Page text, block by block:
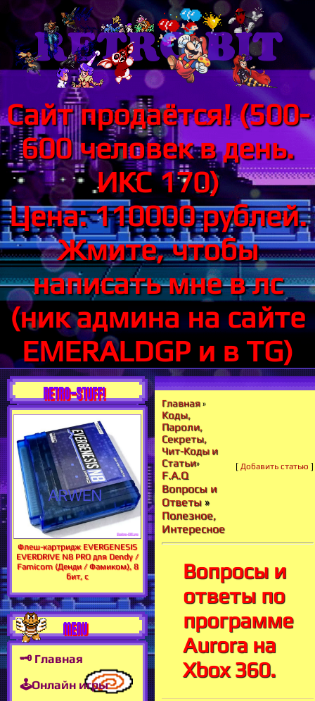
Сайт продаётся! (500-
600 человек в день.
ИКС 170)
Цена: 110000 рублей.
Жмите, чтобы
написать мне в лс
(ник админа на сайте
EMERALDGP и в TG)
RETRO-STUFF!
Флеш-картридж EVERGENESIS
EVERDRIVE N8 PRO для Dendy /
Famicom (Денди / Фамиком), 8
бит, с
MENU
🗝 Главная
🕹Онлайн игры
Главная »
Коды,
Пароли,
Секреты,
Чит-Коды и
Статьи»
F.A.Q
Вопросы и
Ответы »
Полезное,
Интересное
[ Добавить статью ]
Вопросы и
ответы по
программе
Aurora на
Xbox 360.